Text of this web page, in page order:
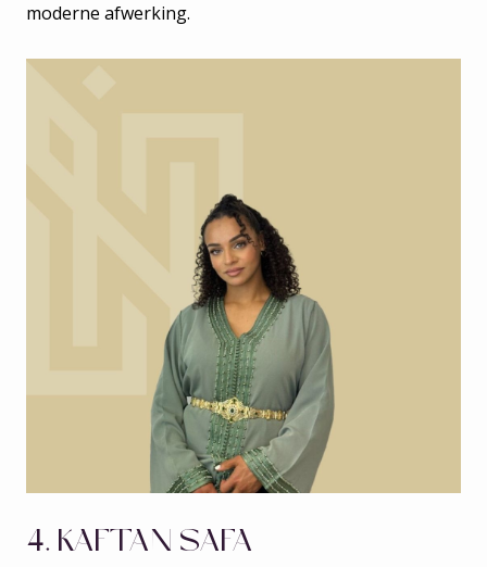
moderne afwerking.
4. KAFTAN SAFA